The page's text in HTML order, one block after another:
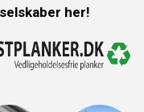
her!